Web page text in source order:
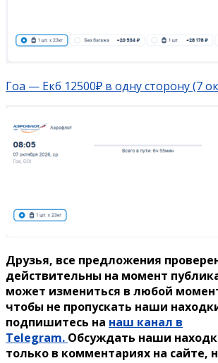
Гоа — Екб 12500₽ в одну сторону (7
Друзья, все предложения
действительны на момент
может измениться в любой
чтобы не пропускать наши
подпишитесь на наш канал в
Telegram. Обсуждать наши
только в комментариях на сайте,